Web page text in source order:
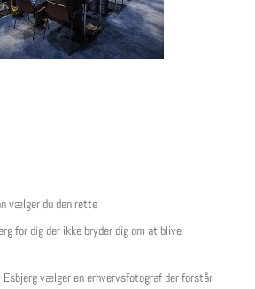
vælger du den rette
for dig der ikke bryder dig om at blive
Esbjerg vælger en erhvervsfotograf der forstår